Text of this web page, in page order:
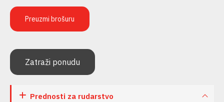
Preuzmi brošuru
Zatraži ponudu
Prednosti za rudarstvo